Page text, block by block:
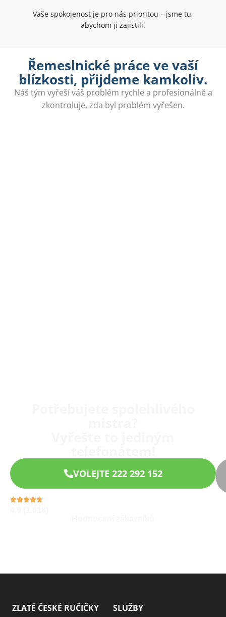
Vaše spokojenost je pro nás prioritou – jsme tu,
abychom ji zajistili.
Řemeslnické práce ve vaší
blízkosti, přijdeme kamkoliv.
Náš tým vyřeší váš problém rychle a profesionálně a
zkontroluje, zda byl problém vyřešen.
VOLEJTE 222 292 152
ZLATÉ ČESKÉ RUČIČKY SLUŽBY